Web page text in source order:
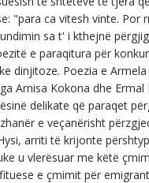
"para ca vitesh vinte. Por
sa t' i kthejnë
e paraqitura për
dinjitoze. Poezia e Armela
Arnisa Kokona dhe Ermal
delikate që paraqet
e veçanërisht
arriti të krijonte
u vlerësuar me këtë
e çmimit për